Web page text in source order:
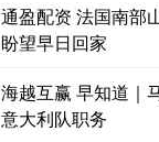
通盈配资 法国南部
盼望早日回家
海越互赢 早知道｜
意大利队职务